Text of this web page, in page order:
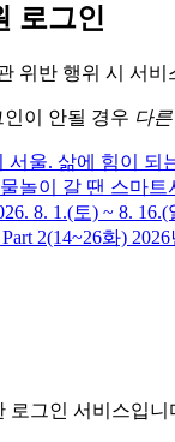
로그인
위반 행위 시 서비
인이 안될 경우 다
로그인 서비스입니